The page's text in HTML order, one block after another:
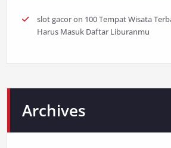
slot gacoron 100 Tempat Wisata
Harus Masuk Daftar Liburanmu
Archives